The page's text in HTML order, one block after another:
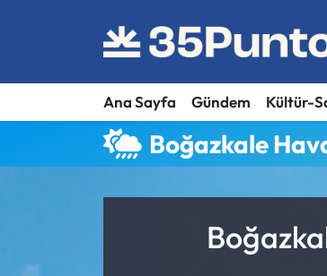
Ana Sayfa Gündem Kültür-
Boğazkale